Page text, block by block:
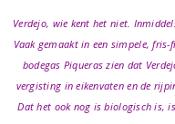
Verdejo, wie kent het niet.
Vaak gemaakt in een simpele,
bodegas Piqueras zien dat
vergisting in eikenvaten en de
Dat het ook nog is biologisch is,